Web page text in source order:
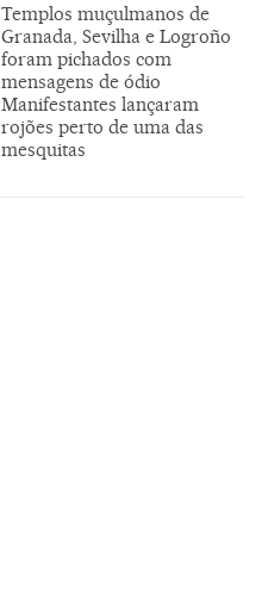
Templos muçulmanos de
Granada, Sevilha e Logroño
foram pichados com
mensagens de ódio
Manifestantes lançaram
rojões perto de uma das
mesquitas